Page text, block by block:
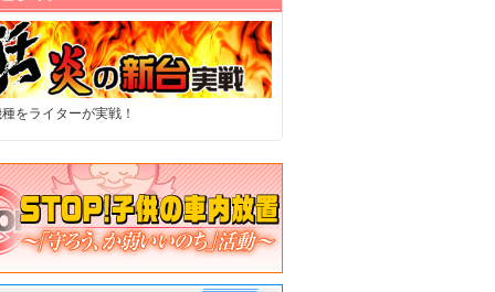
をライターが実戦！